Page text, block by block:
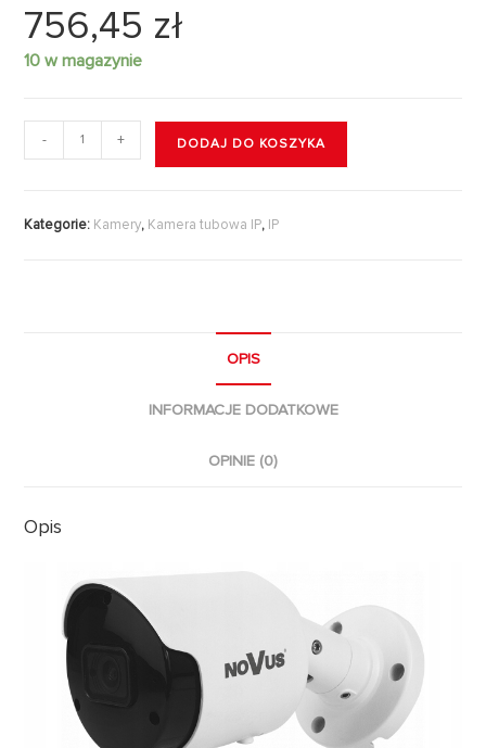
756,45 zł
10 w magazynie
- + DODAJ DO KOSZYKA
Kategorie: Kamery, Kamera tubowa IP, IP
OPIS
INFORMACJE DODATKOWE
OPINIE (0)
Opis